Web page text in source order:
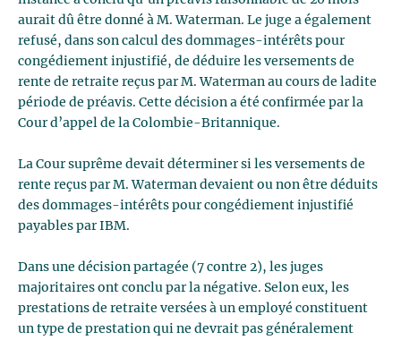
aurait dû être donné à M. Waterman. Le juge a également
refusé, dans son calcul des dommages-intérêts pour
congédiement injustifié, de déduire les versements de
rente de retraite reçus par M. Waterman au cours de ladite
période de préavis. Cette décision a été confirmée par la
Cour d’appel de la Colombie-Britannique.
La Cour suprême devait déterminer si les versements de
rente reçus par M. Waterman devaient ou non être déduits
des dommages-intérêts pour congédiement injustifié
payables par IBM.
Dans une décision partagée (7 contre 2), les juges
majoritaires ont conclu par la négative. Selon eux, les
prestations de retraite versées à un employé constituent
un type de prestation qui ne devrait pas généralement